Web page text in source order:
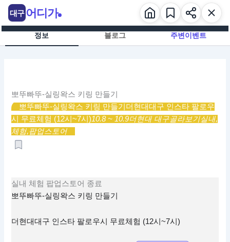
츠
정보 블로그 주변이벤트
뽀뚜빠뚜-실링왁스 키링 만들기
뽀뚜빠뚜-실링왁스 키링 만들기 더현대대구 인스타 팔로우
시 무료체험 (12시~7시)10.8 ~ 10.9더현대 대구골라보기실내,
체험,팝업스토어
실내 체험 팝업스토어 종료
뽀뚜빠뚜-실링왁스 키링 만들기
더현대대구 인스타 팔로우시 무료체험 (12시~7시)
대구 어디가